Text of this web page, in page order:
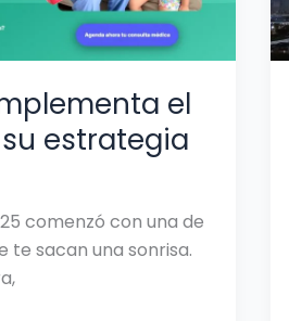
el
estrategia
comenzó con una de
te sacan una sonrisa.